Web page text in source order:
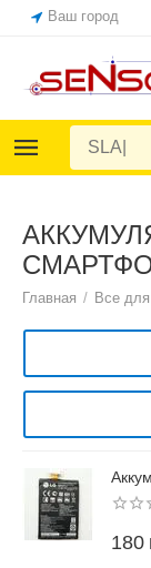
Ваш город
Главная / Все
180